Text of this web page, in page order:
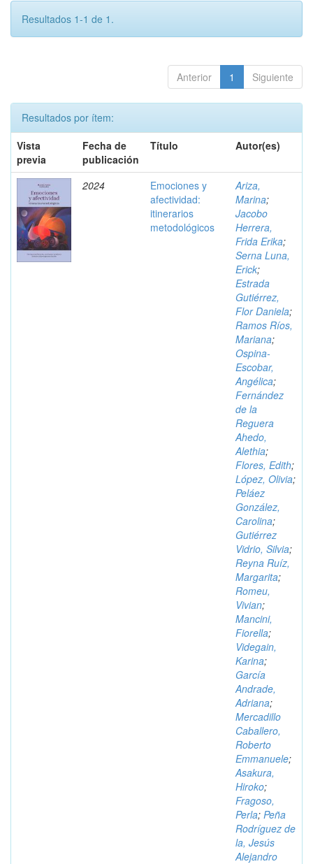
Resultados 1-1 de 1.
Anterior 1 Siguiente
Resultados por ítem:
Vista
previa
Fecha de
publicación
Título Autor(es)
2024
Emociones y
afectividad:
itinerarios
metodológicos
Ariza,
Marina;
Jacobo
Herrera,
Frida Erika;
Serna Luna,
Erick;
Estrada
Gutiérrez,
Flor Daniela;
Ramos Ríos,
Mariana;
Ospina-
Escobar,
Angélica;
Fernández
de la
Reguera
Ahedo,
Alethia;
Flores, Edith;
López, Olivia;
Peláez
González,
Carolina;
Gutiérrez
Vidrio, Silvia;
Reyna Ruíz,
Margarita;
Romeu,
Vivian;
Mancini,
Fiorella;
Videgain,
Karina;
García
Andrade,
Adriana;
Mercadillo
Caballero,
Roberto
Emmanuele;
Asakura,
Hiroko;
Fragoso,
Perla; Peña
Rodríguez de
la, Jesús
Alejandro